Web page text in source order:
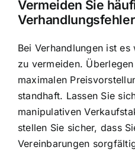
Vermeiden Sie
Verhandlungsfehler
Bei Verhandlungen ist
zu vermeiden.
maximalen
standhaft. Lassen Sie
manipulativen
stellen Sie sicher, dass
Vereinbarungen